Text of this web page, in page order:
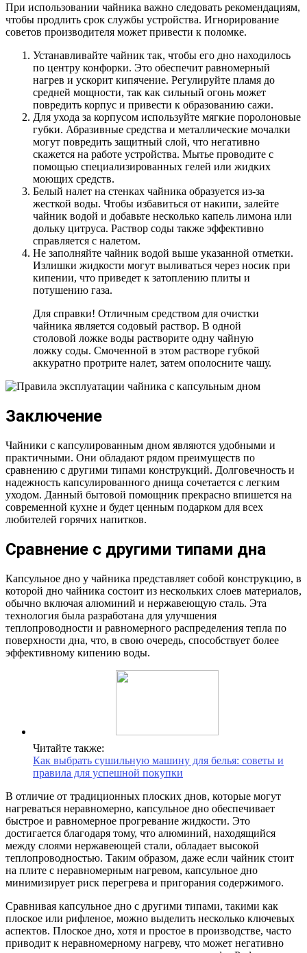
При использовании чайника важно следовать рекомендациям,
чтобы продлить срок службы устройства. Игнорирование
советов производителя может привести к поломке.
Устанавливайте чайник так, чтобы его дно находилось
по центру конфорки. Это обеспечит равномерный
нагрев и ускорит кипячение. Регулируйте пламя до
средней мощности, так как сильный огонь может
повредить корпус и привести к образованию сажи.
Для ухода за корпусом используйте мягкие поролоновые
губки. Абразивные средства и металлические мочалки
могут повредить защитный слой, что негативно
скажется на работе устройства. Мытье проводите с
помощью специализированных гелей или жидких
моющих средств.
Белый налет на стенках чайника образуется из-за
жесткой воды. Чтобы избавиться от накипи, залейте
чайник водой и добавьте несколько капель лимона или
дольку цитруса. Раствор соды также эффективно
справляется с налетом.
Не заполняйте чайник водой выше указанной отметки.
Излишки жидкости могут выливаться через носик при
кипении, что приведет к затоплению плиты и
потушению газа.
Для справки! Отличным средством для очистки
чайника является содовый раствор. В одной
столовой ложке воды растворите одну чайную
ложку соды. Смоченной в этом растворе губкой
аккуратно протрите налет, затем ополосните чашу.
Заключение
Чайники с капсулированным дном являются удобными и
практичными. Они обладают рядом преимуществ по
сравнению с другими типами конструкций. Долговечность и
надежность капсулированного днища сочетается с легким
уходом. Данный бытовой помощник прекрасно впишется на
современной кухне и будет ценным подарком для всех
любителей горячих напитков.
Сравнение с другими типами дна
Капсульное дно у чайника представляет собой конструкцию, в
которой дно чайника состоит из нескольких слоев материалов,
обычно включая алюминий и нержавеющую сталь. Эта
технология была разработана для улучшения
теплопроводности и равномерного распределения тепла по
поверхности дна, что, в свою очередь, способствует более
эффективному кипению воды.
Читайте также:
Как выбрать сушильную машину для белья: советы и
правила для успешной покупки
В отличие от традиционных плоских днов, которые могут
нагреваться неравномерно, капсульное дно обеспечивает
быстрое и равномерное прогревание жидкости. Это
достигается благодаря тому, что алюминий, находящийся
между слоями нержавеющей стали, обладает высокой
теплопроводностью. Таким образом, даже если чайник стоит
на плите с неравномерным нагревом, капсульное дно
минимизирует риск перегрева и пригорания содержимого.
Сравнивая капсульное дно с другими типами, такими как
плоское или рифленое, можно выделить несколько ключевых
аспектов. Плоское дно, хотя и простое в производстве, часто
приводит к неравномерному нагреву, что может негативно